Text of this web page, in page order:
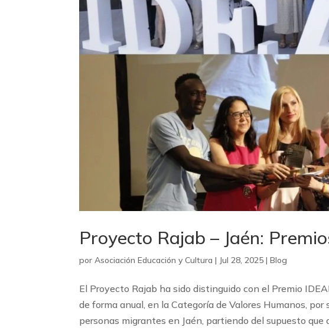
Proyecto Rajab – Jaén:
porAsociación Educación y Cultura | Jul 28, 2025 |Blog
El Proyecto Rajab ha sido distinguido con el Premio
de forma anual, en la Categoría de Valores Humanos,
personas migrantes en Jaén, partiendo del supuesto que